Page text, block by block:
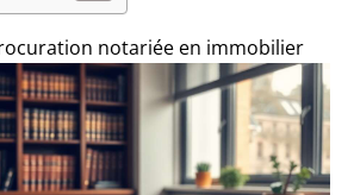
notariée en immobilier